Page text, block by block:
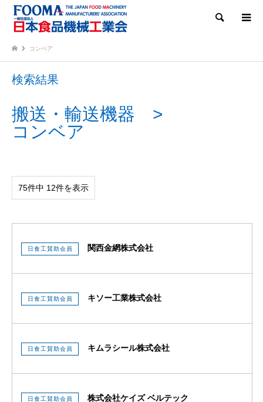
検索
コンベア
検索結果
搬送・輸送機器
コンベア
75件中 12件を表示
日食工賛助会員 関西金網株式会社
日食工賛助会員 キソー工業株式会社
日食工賛助会員 キムラシール株式会社
日食工賛助会員 株式会社ケイズ ベルテック